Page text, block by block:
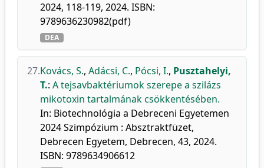
2024, 118-119, 2024. ISBN:
9789636230982(pdf)
DEA
27.Kovács, S., Adácsi, C., Pócsi, I., Pusztahelyi,
T.: A tejsavbaktériumok szerepe a szilázs
mikotoxin tartalmának csökkentésében.
In: Biotechnológia a Debreceni Egyetemen
2024 Szimpózium : Absztraktfüzet,
Debrecen Egyetem, Debrecen, 43, 2024.
ISBN: 9789634906612